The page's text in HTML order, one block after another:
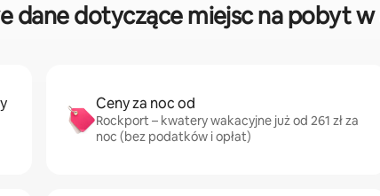
dane dotyczące miejsc na pobyt
Ceny za noc od
Rockport – kwatery wakacyjne już od 261 zł za
noc (bez podatków i opłat)